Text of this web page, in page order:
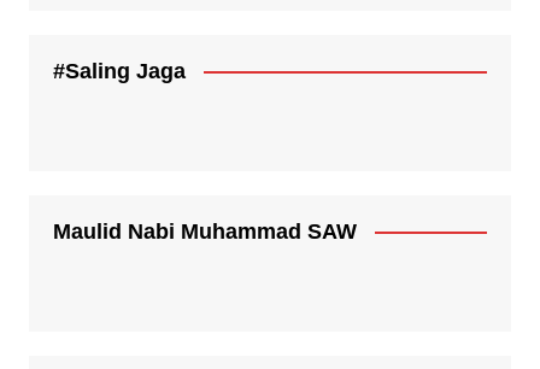
#Saling Jaga
Maulid Nabi Muhammad SAW